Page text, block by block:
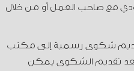
مع صاحب العمل أو من خلال
تقديم شكوى رسمية إلى مكتب
تقديم الشكوى يمكن